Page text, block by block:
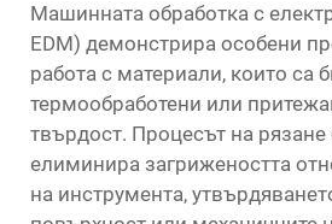
Машинната обработка с
EDM) демонстрира особени
работа с материали, които са
термообработени или
твърдост. Процесът на рязане
елиминира загрижеността
на инструмента,